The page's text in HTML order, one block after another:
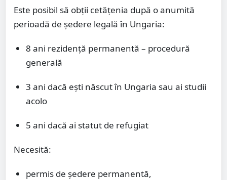
Este posibil să obții cetățenia după o anumită
perioadă de ședere legală în Ungaria:
8 ani rezidență permanentă – procedură
generală
3 ani dacă ești născut în Ungaria sau ai studii
acolo
5 ani dacă ai statut de refugiat
Necesită:
permis de ședere permanentă,